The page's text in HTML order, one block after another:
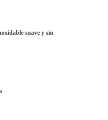
suave y sin